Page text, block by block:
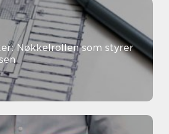
Nøkkelrollen som styrer